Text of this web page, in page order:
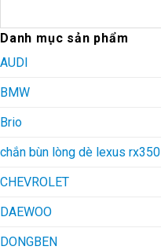
Danh mục sản phẩm
AUDI
BMW
Brio
chắn bùn lòng dè lexus rx350
CHEVROLET
DAEWOO
DONGBEN